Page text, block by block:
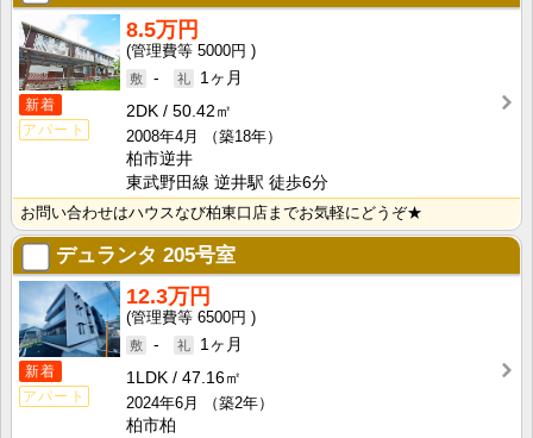
新着
アパート
8.5万円
5000円
-
1ヶ月
2DK
50.42㎡
2008年4月
（築18年）
柏市逆井
東武野田線 逆井駅 徒歩6分
お問い合わせはハウスなび柏東口店までお気軽にどうぞ★
デュランタ 205号室
新着
アパート
12.3万円
6500円
-
1ヶ月
1LDK
47.16㎡
2024年6月
（築2年）
柏市柏